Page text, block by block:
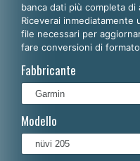
English
Español
Deutsch
Polski
banca dati più completa
Riceverai
file necessari per
fare conversioni di
Fabbricante
Modello